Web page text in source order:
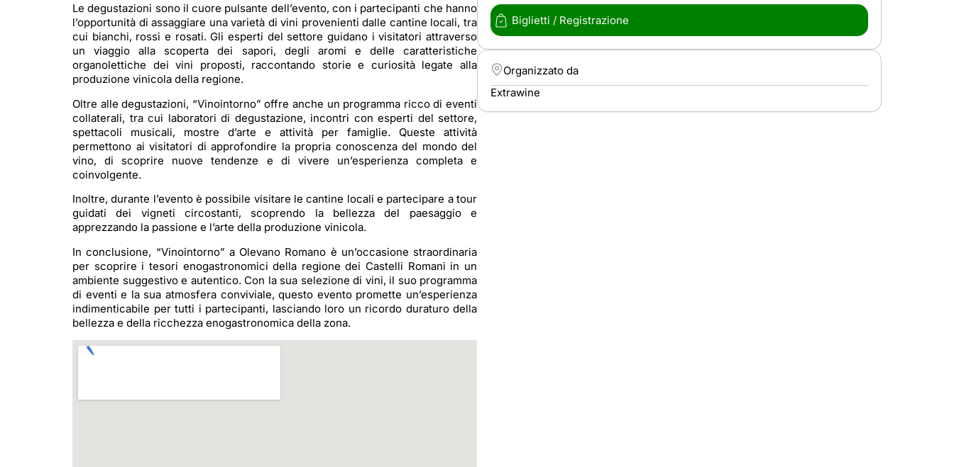
Le degustazioni sono il cuore pulsante dell’evento, con i partecipanti che hanno
l’opportunità di assaggiare una varietà di vini provenienti dalle cantine locali, tra
cui bianchi, rossi e rosati. Gli esperti del settore guidano i visitatori attraverso
un viaggio alla scoperta dei sapori, degli aromi e delle caratteristiche
organolettiche dei vini proposti, raccontando storie e curiosità legate alla
produzione vinicola della regione.
Oltre alle degustazioni, “Vinointorno” offre anche un programma ricco di eventi
collaterali, tra cui laboratori di degustazione, incontri con esperti del settore,
spettacoli musicali, mostre d’arte e attività per famiglie. Queste attività
permettono ai visitatori di approfondire la propria conoscenza del mondo del
vino, di scoprire nuove tendenze e di vivere un’esperienza completa e
coinvolgente.
Inoltre, durante l’evento è possibile visitare le cantine locali e partecipare a tour
guidati dei vigneti circostanti, scoprendo la bellezza del paesaggio e
apprezzando la passione e l’arte della produzione vinicola.
In conclusione, “Vinointorno” a Olevano Romano è un’occasione straordinaria
per scoprire i tesori enogastronomici della regione dei Castelli Romani in un
ambiente suggestivo e autentico. Con la sua selezione di vini, il suo programma
di eventi e la sua atmosfera conviviale, questo evento promette un’esperienza
indimenticabile per tutti i partecipanti, lasciando loro un ricordo duraturo della
bellezza e della ricchezza enogastronomica della zona.
Biglietti / Registrazione
Organizzato da
Extrawine